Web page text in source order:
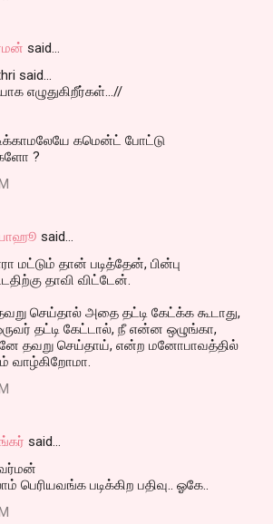
said…
said...
எழுதுகிறீர்கள்...//
கமென்ட் போட்டு
?
said…
மட்டும் தான் படித்தேன், பின்பு
தாவி விட்டேன்.
செய்தால் அதை தட்டி கேட்க்க கூடாது,
தட்டி கேட்டால், நீ என்ன ஒழுங்கா,
தவறு செய்தாய், என்ற மனோபாவத்தில்
வாழ்கிறோமா.
said…
பெரியவங்க படிக்கிற பதிவு.. ஓகே..